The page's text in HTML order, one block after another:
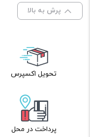
پرش به بالا
تحویل اکسپرس
پرداخت در محل